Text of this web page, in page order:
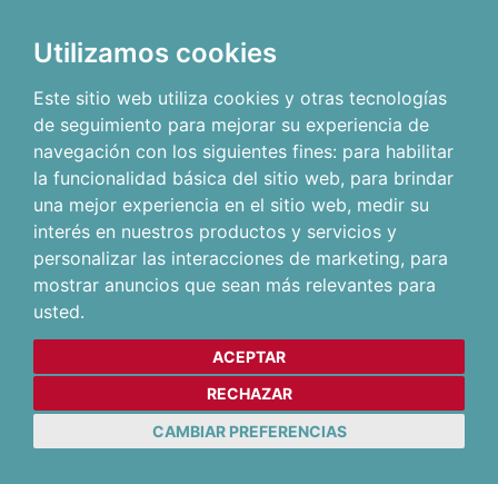
Utilizamos cookies
Este sitio web utiliza cookies y otras tecnologías
de seguimiento para mejorar su experiencia de
navegación con los siguientes fines: para habilitar
la funcionalidad básica del sitio web, para brindar
una mejor experiencia en el sitio web, medir su
interés en nuestros productos y servicios y
personalizar las interacciones de marketing, para
mostrar anuncios que sean más relevantes para
usted.
ACEPTAR
RECHAZAR
CAMBIAR PREFERENCIAS